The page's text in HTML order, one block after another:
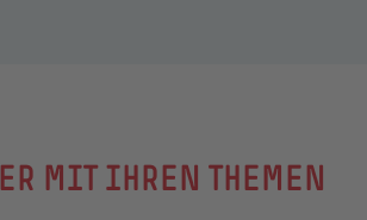
MIT IHREN THEMEN